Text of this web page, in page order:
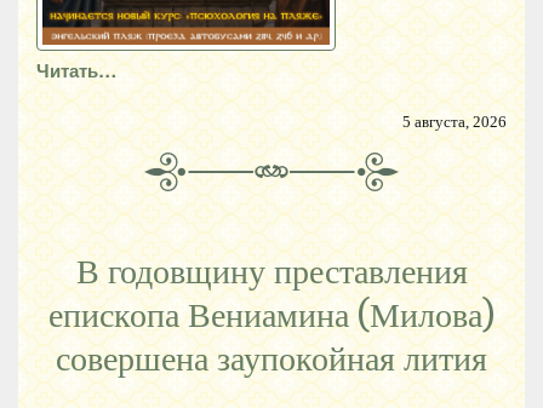
Читать…
5 августа, 2026
В годовщину преставления
епископа Вениамина (Милова)
совершена заупокойная лития